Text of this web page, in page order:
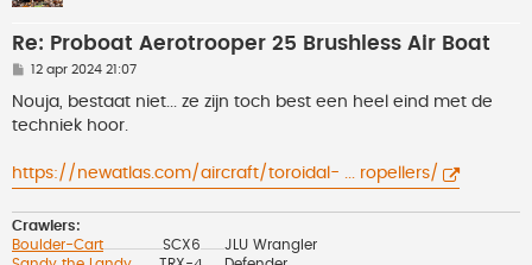
Re: Proboat Aerotrooper 25 Brushless Air Boat
B
r
c
12 apr 2024 21:07
Nouja, bestaat niet... ze zijn toch best een heel eind met de
techniek hoor.
https://newatlas.com/aircraft/toroidal- ... ropellers/
Crawlers:
Boulder-Cart..................................................SCX6 ....................JLU Wrangler